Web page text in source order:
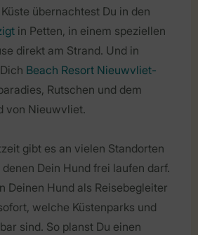
übernachtest Du in den
in Petten, in einem speziellen
direkt am Strand. Und in
Beach Resort Nieuwvliet-
Rutschen und dem
von Nieuwvliet.
gibt es an vielen Standorten
Dein Hund frei laufen darf.
Deinen Hund als Reisebegleiter
welche Küstenparks und
sind. So planst Du einen